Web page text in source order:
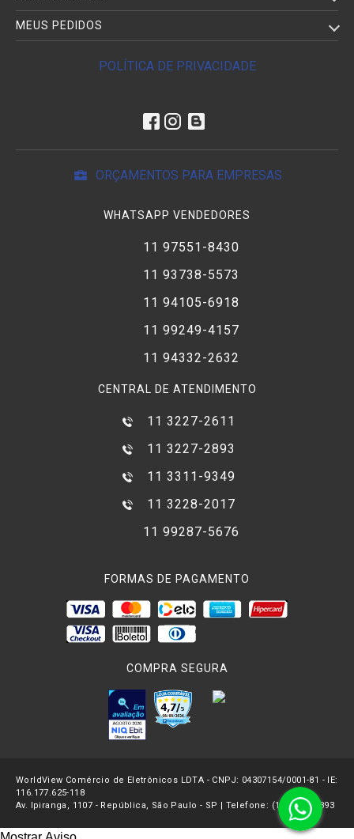
MEUS PEDIDOS
POLÍTICA DE PRIVACIDADE
ORÇAMENTOS PARA EMPRESAS
WHATSAPP VENDEDORES
11 97551-8430
11 93738-5573
11 94105-6918
11 99249-4157
11 94332-2632
CENTRAL DE ATENDIMENTO
11 3227-2611
11 3227-2893
11 3311-9349
11 3228-2017
11 99287-5676
FORMAS DE PAGAMENTO
COMPRA SEGURA
WorldView Comércio de Eletrônicos LDTA - CNPJ: 04307154/0001-81 - IE:
116.177.625-118
Av. Ipiranga, 1107 - República, São Paulo - SP | Telefone: (11) 3227-2893